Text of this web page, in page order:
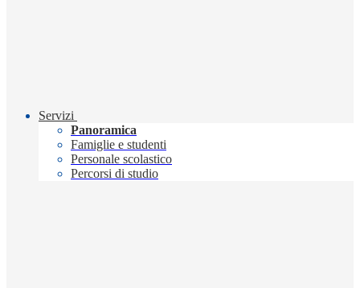
Servizi
Panoramica
Famiglie e studenti
Personale scolastico
Percorsi di studio